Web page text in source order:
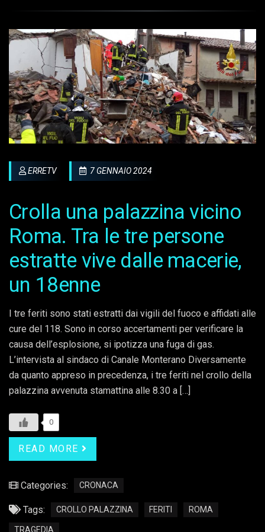
ERRETV 7 GENNAIO 2024
Crolla una palazzina vicino
Roma. Tra le tre persone
estratte vive dalle macerie,
un 18enne
I tre feriti sono stati estratti dai vigili del fuoco e affidati alle
cure del 118. Sono in corso accertamenti per verificare la
causa dell’esplosione, si ipotizza una fuga di gas.
L’intervista al sindaco di Canale Monterano Diversamente
da quanto appreso in precedenza, i tre feriti nel crollo della
palazzina avvenuta stamattina alle 8.30 a […]
0
READ MORE
Categories: CRONACA
Tags: CROLLO PALAZZINA FERITI ROMA
TRAGEDIA